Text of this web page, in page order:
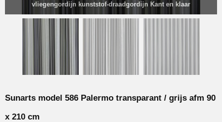
vliegengordijn kunststof-draadgordijn Kant en klaar
Sunarts model 586 Palermo transparant / grijs afm 90
x 210 cm